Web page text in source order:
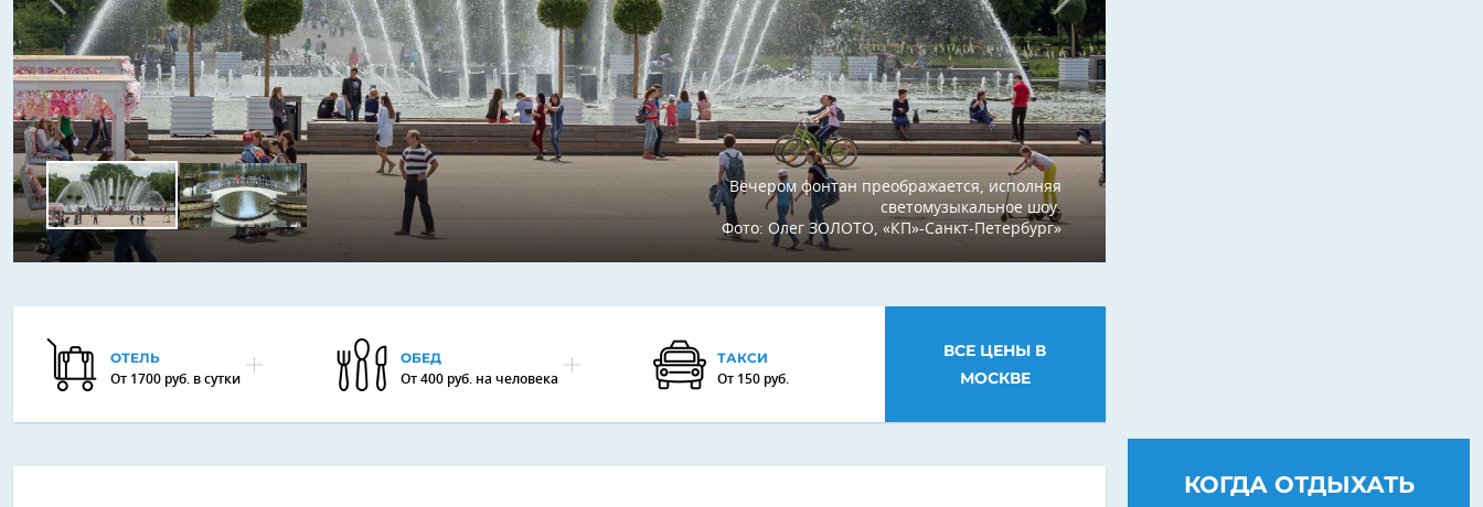
Вечером фонтан преображается, исполняя
светомузыкальное шоу.
Фото: Олег ЗОЛОТО, «КП»-Санкт-Петербург»
ОТЕЛЬ
От 1700 руб. в сутки
ОБЕД
От 400 руб. на человека
ТАКСИ
От 150 руб.
ВСЕ ЦЕНЫ В
МОСКВЕ
КОГДА ОТДЫХАТЬ